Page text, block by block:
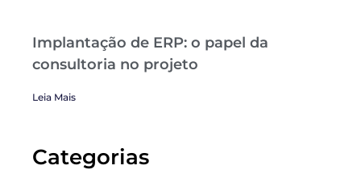
Implantação de ERP: o papel da
consultoria no projeto
Leia Mais
Categorias